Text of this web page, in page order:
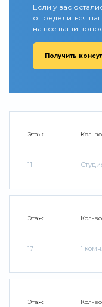
Если у вас
определиться
на все ваши
Получить
Этаж
11
Кол-
Этаж
17
Кол-
1 комн.
Этаж Кол-